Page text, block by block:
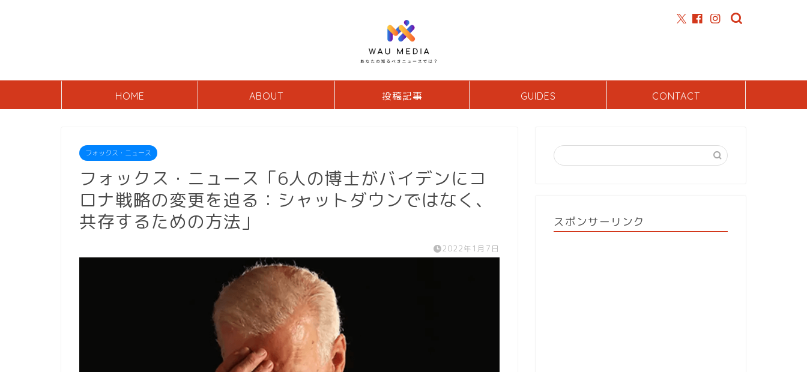
HOME ABOUT 投稿記事 GUIDES CONTACT
フォックス・ニュース
フォックス・ニュース「6人の博士がバイデンにコ
ロナ戦略の変更を迫る：シャットダウンではなく、
共存するための方法」
2022年1月7日
スポンサーリンク